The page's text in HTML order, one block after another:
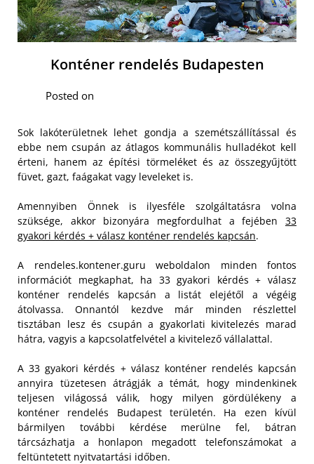
Konténer rendelés Budapesten
Posted on
Sok lakóterületnek lehet gondja a szemétszállítással és
ebbe nem csupán az átlagos kommunális hulladékot kell
érteni, hanem az építési törmeléket és az összegyűjtött
füvet, gazt, faágakat vagy leveleket is.
Amennyiben Önnek is ilyesféle szolgáltatásra volna
szüksége, akkor bizonyára megfordulhat a fejében 33
gyakori kérdés + válasz konténer rendelés kapcsán.
A rendeles.kontener.guru weboldalon minden fontos
információt megkaphat, ha 33 gyakori kérdés + válasz
konténer rendelés kapcsán a listát elejétől a végéig
átolvassa. Onnantól kezdve már minden részlettel
tisztában lesz és csupán a gyakorlati kivitelezés marad
hátra, vagyis a kapcsolatfelvétel a kivitelező vállalattal.
A 33 gyakori kérdés + válasz konténer rendelés kapcsán
annyira tüzetesen átrágják a témát, hogy mindenkinek
teljesen világossá válik, hogy milyen gördülékeny a
konténer rendelés Budapest területén. Ha ezen kívül
bármilyen további kérdése merülne fel, bátran
tárcsázhatja a honlapon megadott telefonszámokat a
feltüntetett nyitvatartási időben.